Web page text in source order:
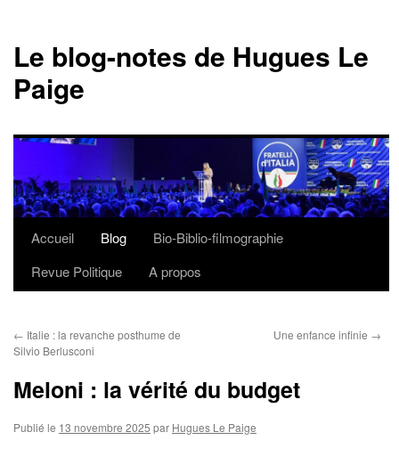
Le blog-notes de Hugues Le
Paige
Aller
Accueil Blog
Bio-Biblio-filmographie
Revue Politique
A propos
← Italie : la revanche posthume de
Silvio Berlusconi
Une enfance infinie →
Meloni : la vérité du budget
Publié le 13 novembre 2025 par Hugues Le Paige